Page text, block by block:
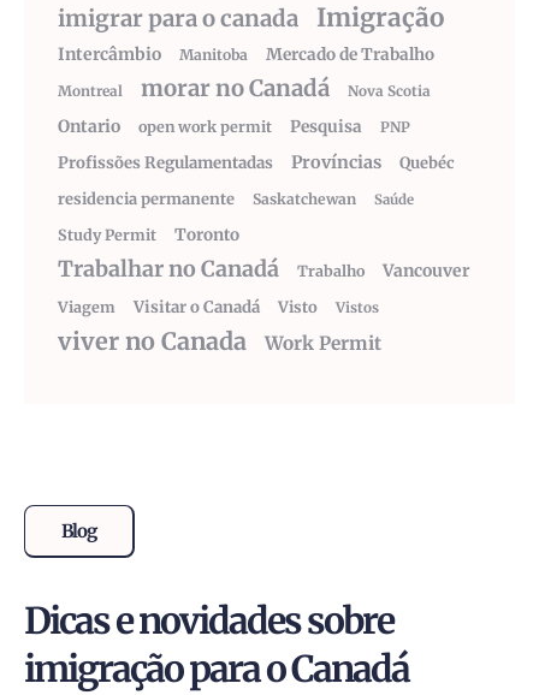
imigrar para o canada Imigração
Intercâmbio Manitoba Mercado de Trabalho
Montreal morar no Canadá Nova Scotia
Ontario open work permit Pesquisa PNP
Profissões Regulamentadas Províncias
Quebéc
residencia permanente
Saskatchewan Saúde
Study Permit Toronto
Trabalhar no Canadá Trabalho Vancouver
Viagem Visitar o Canadá Visto Vistos
viver no Canada Work Permit
Blog
Dicas e novidades sobre
imigração para o Canadá